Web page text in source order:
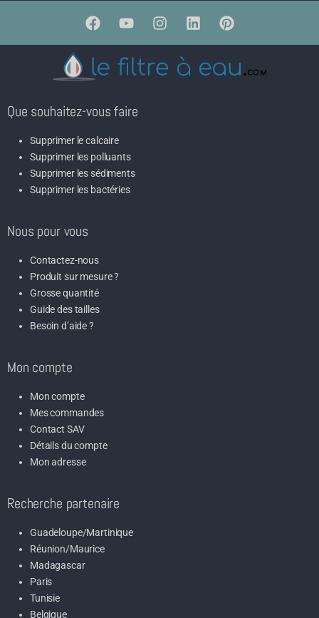
Que souhaitez-vous faire
Supprimer le calcaire
Supprimer les polluants
Supprimer les sédiments
Supprimer les bactéries
Nous pour vous
Contactez-nous
Produit sur mesure ?
Grosse quantité
Guide des tailles
Besoin d’aide ?
Mon compte
Mon compte
Mes commandes
Contact SAV
Détails du compte
Mon adresse
Recherche partenaire
Guadeloupe/Martinique
Réunion/Maurice
Madagascar
Paris
Tunisie
Belgique